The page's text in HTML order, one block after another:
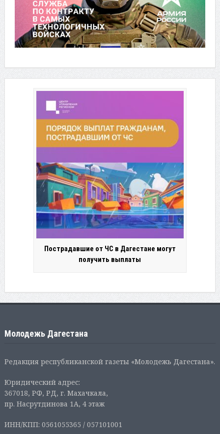
Пострадавшие от ЧС в Дагестане могут
получить выплаты
Молодежь Дагестана
Редакция республиканской газеты «Молодежь Дагестана».
Юридический адрес:
367018, РФ, РД, г. Махачкала,
пр. Насрутдинова 1А, 4 этаж
ИНН/КПП: 0561055365 / 057101001